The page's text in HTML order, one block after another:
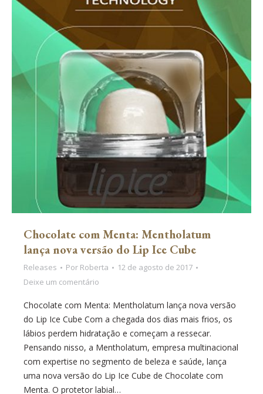
Chocolate com Menta: Mentholatum
lança nova versão do Lip Ice Cube
Releases Por Roberta
12 de agosto de 2017
Deixe um comentário
Chocolate com Menta: Mentholatum lança nova versão
do Lip Ice Cube Com a chegada dos dias mais frios, os
lábios perdem hidratação e começam a ressecar.
Pensando nisso, a Mentholatum, empresa multinacional
com expertise no segmento de beleza e saúde, lança
uma nova versão do Lip Ice Cube de Chocolate com
Menta. O protetor labial…